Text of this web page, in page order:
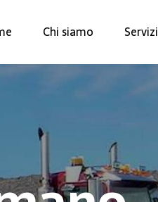
Chi siamo Servizi